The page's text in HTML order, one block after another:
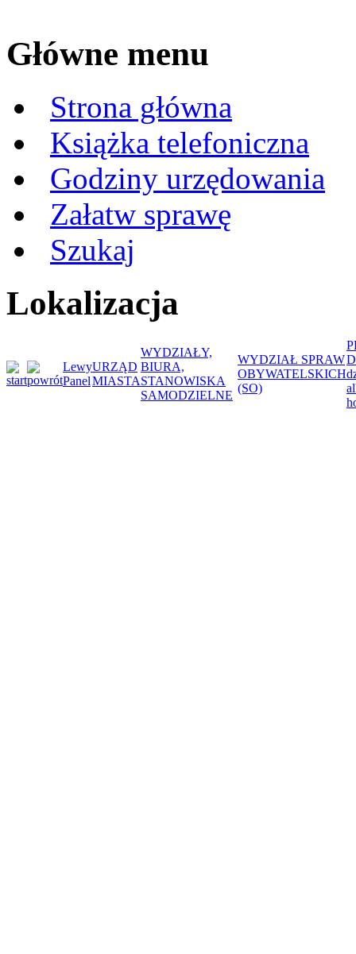
Główne menu
Strona główna
Książka telefoniczna
Godziny urzędowania
Załatw sprawę
Szukaj
Lokalizacja
Lewy
Panel
URZĄD
MIASTA
WYDZIAŁY,
BIURA,
STANOWISKA
SAMODZIELNE
WYDZIAŁ SPRAW
OBYWATELSKICH
(SO)